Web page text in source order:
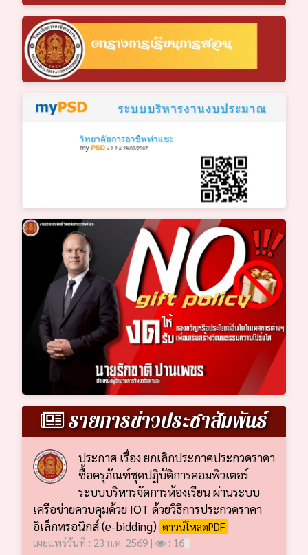
รายการข่าวประชาสัมพันธ์
ประกาศ เรื่อง ยกเลิกประกาศประกวดราคา
ซื้อครุภัณฑ์ชุดปฏิบัติการคอมพิวเตอร์
ระบบบริหารจัดการห้องเรียน ผ่านระบบ
เครือข่ายควบคุมด้วย IOT ด้วยวิธีการประกวดราคา
อิเล็กทรอนิกส์ (e-bidding) ดาวน์โหลดPDF
เผยแพร่วันที่ : 23 ก.ค. 2569 |
: 16